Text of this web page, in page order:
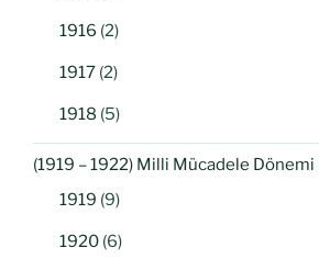
1916 (2)
1917 (2)
1918 (5)
(1919 – 1922) Milli Mücadele Dönemi
1919 (9)
1920 (6)